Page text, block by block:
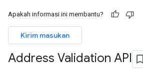
Apakah informasi ini membantu?
Kirim masukan
Address Validation API